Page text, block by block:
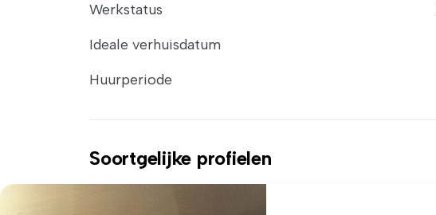
Werkstatus
Ideale verhuisdatum
Huurperiode
Soortgelijke profielen